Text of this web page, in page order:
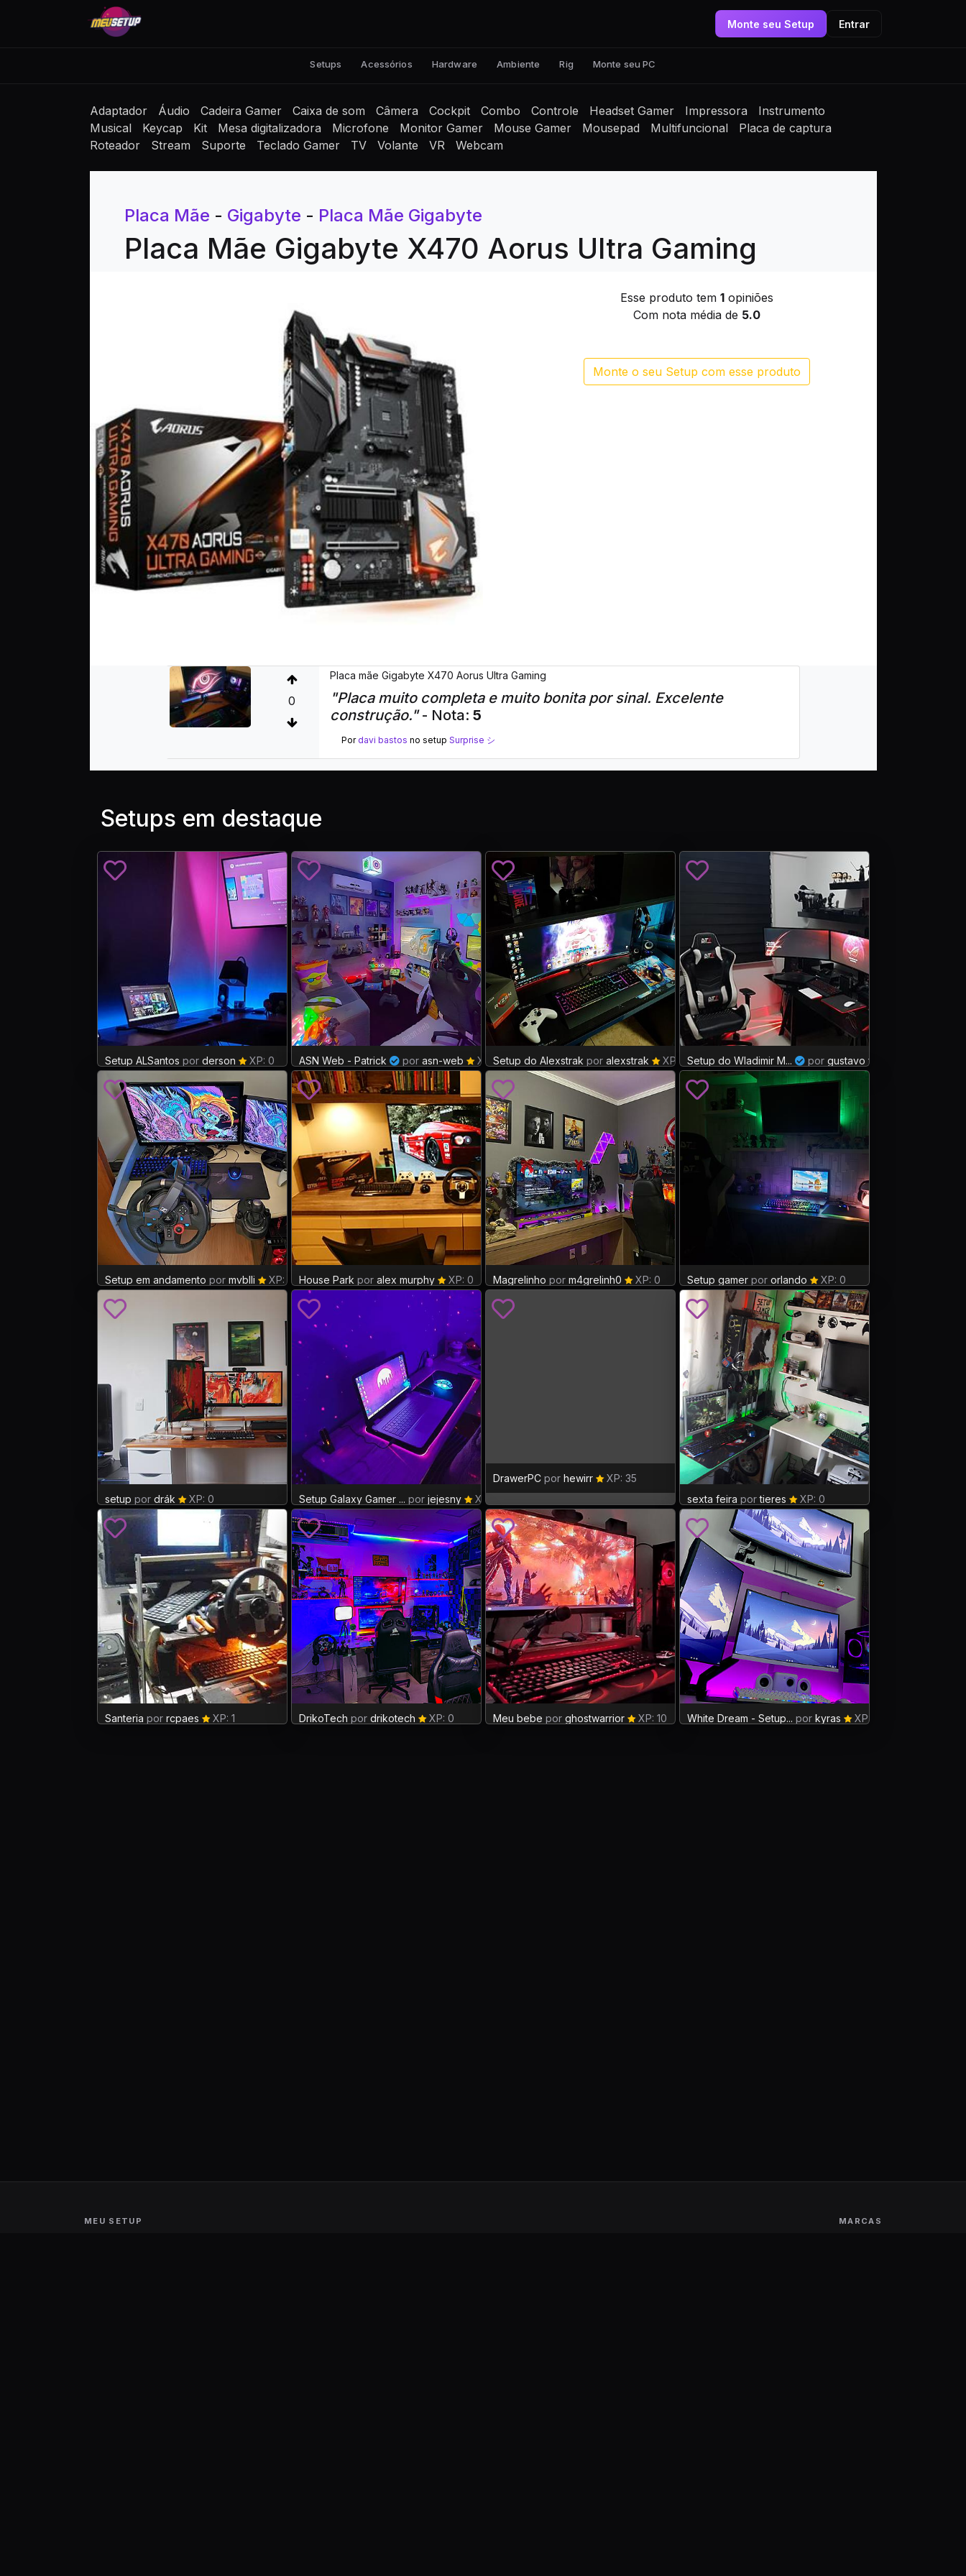
Monte seu Setup Entrar
Setups Acessórios Hardware Ambiente Rig Monte seu PC
Adaptador Áudio Cadeira Gamer Caixa de som Câmera Cockpit Combo Controle Headset Gamer Impressora
Instrumento
Musical
Keycap Kit Mesa digitalizadora Microfone Monitor Gamer Mouse Gamer Mousepad Multifuncional
Placa de captura
Roteador
Stream Suporte Teclado Gamer TV Volante VR Webcam
Placa Mãe - Gigabyte - Placa Mãe Gigabyte
Placa Mãe Gigabyte X470 Aorus Ultra Gaming
Esse produto tem1 opiniões
Com nota média de 5.0
Monte o seu Setup com esse produto
0
Placa mãe Gigabyte X470 Aorus Ultra Gaming
"Placa muito completa e muito bonita por sinal. Excelente
construção."- Nota:5
Por davi bastos no setupSurprise シ
Setups em destaque
Setup ALSantos por derson XP: 0 ASN Web - Patrick por asn-web XP: 41Setup do Alexstrak por alexstrak XP: 0Setup do Wladimir M... por gustavo ferr...
Setup em andamento por mvblli XP: 19 House Park por alex murphy XP: 0 Magrelinho por m4grelinh0 XP: 0 Setup gamer por orlando XP: 0
setup por drák XP: 0 Setup Galaxy Gamer ... por jejesny XP: 7
DrawerPCpor hewirr
XP: 35
sexta feira portieres XP: 0
Santeria por rcpaes XP: 1 DrikoTech por drikotech XP: 0 Meu bebe por ghostwarrior XP: 10 White Dream - Setup... por kyras XP: 0
MEU SETUP MARCAS